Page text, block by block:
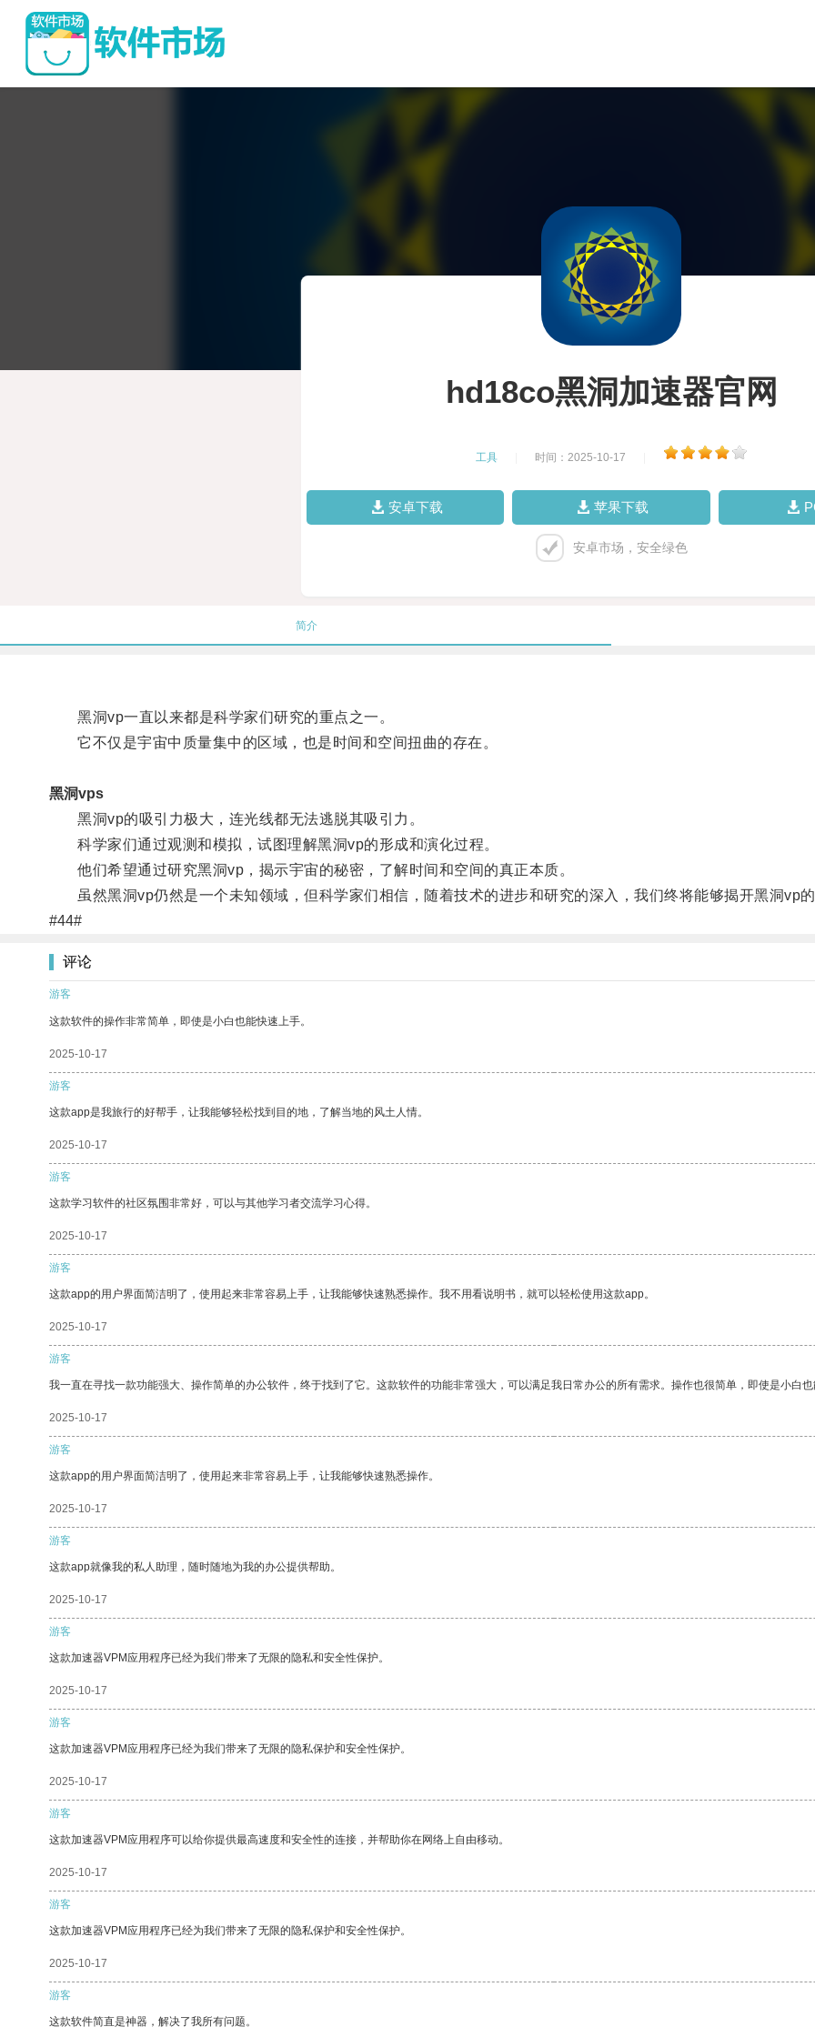
hd18co黑洞加速器官网
工具 时间：2025-10-17
安卓下载 苹果下载
安卓市场，安全绿色
简介
黑洞vp一直以来都是科学家们研究的重点之一。
它不仅是宇宙中质量集中的区域，也是时间和空间扭曲的存在。
黑洞vps
黑洞vp的吸引力极大，连光线都无法逃脱其吸引力。
科学家们通过观测和模拟，试图理解黑洞vp的形成和演化过程。
他们希望通过研究黑洞vp，揭示宇宙的秘密，了解时间和空间的真正本质。
虽然黑洞vp仍然是一个未知领域，但科学家们相信，随着技术的进步和研究的深入，我们终将能够揭开黑洞vp的
#44#
评论
游客
这款软件的操作非常简单，即使是小白也能快速上手。
2025-10-17
游客
这款app是我旅行的好帮手，让我能够轻松找到目的地，了解当地的风土人情。
2025-10-17
游客
这款学习软件的社区氛围非常好，可以与其他学习者交流学习心得。
2025-10-17
游客
这款app的用户界面简洁明了，使用起来非常容易上手，让我能够快速熟悉操作。我不用看说明书，就可以轻松使用这款app。
2025-10-17
游客
我一直在寻找一款功能强大、操作简单的办公软件，终于找到了它。这款软件的功能非常强大，可以满足我日常办公的所有需求。操作也很简单，即使是小白也
2025-10-17
游客
这款app的用户界面简洁明了，使用起来非常容易上手，让我能够快速熟悉操作。
2025-10-17
游客
这款app就像我的私人助理，随时随地为我的办公提供帮助。
2025-10-17
游客
这款加速器VPM应用程序已经为我们带来了无限的隐私和安全性保护。
2025-10-17
游客
这款加速器VPM应用程序已经为我们带来了无限的隐私保护和安全性保护。
2025-10-17
游客
这款加速器VPM应用程序可以给你提供最高速度和安全性的连接，并帮助你在网络上自由移动。
2025-10-17
游客
这款加速器VPM应用程序已经为我们带来了无限的隐私保护和安全性保护。
2025-10-17
游客
这款软件简直是神器，解决了我所有问题。